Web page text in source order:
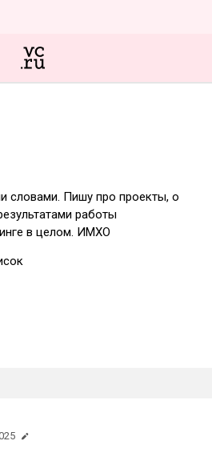
словами. Пишу про проекты, о
работы
в целом. ИМХО